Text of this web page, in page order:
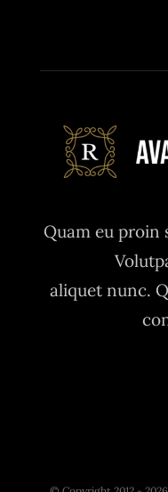
Quam eu proin
aliquet nunc.